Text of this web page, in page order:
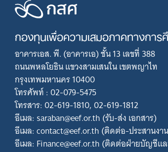
กองทุนเพื่อความเสมอภาคทางการ
อาคารเอส. พี. (อาคารเอ) ชั้น 13 เลขที่ 388
ถนนพหลโยธิน แขวงสามเสนใน เขตพญาไท
กรุงเทพมหานคร 10400
โทรศัพท์ : 02-079-5475
โทรสาร: 02-619-1810, 02-619-1812
อีเมล: saraban@eef.or.th (รับ-ส่ง เอกสาร)
อีเมล: contact@eef.or.th (ติดต่อ-ประสานงา
อีเมล: Finance@eef.or.th (ติดต่อฝ่ายบัญชีแล